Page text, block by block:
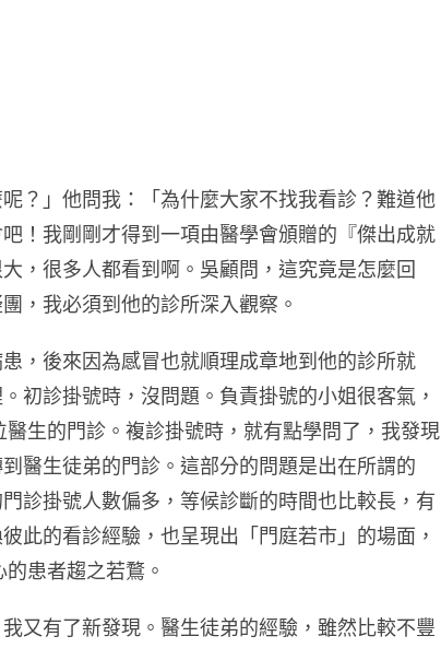
？」他問我：「為什麼大家不找我看診？難道他
！我剛剛才得到一項由醫學會頒贈的『傑出成就
，很多人都看到啊。吳顧問，這究竟是怎麼回
，我必須到他的診所深入觀察。
，後來因為感冒也就順理成章地到他的診所就
初診掛號時，沒問題。負責掛號的小姐很客氣，
生的門診。複診掛號時，就有點學問了，我發現
醫生徒弟的門診。這部分的問題是出在所謂的
診掛號人數偏多，等候診斷的時間也比較長，有
此的看診經驗，也呈現出「門庭若市」的場面，
患者趨之若鶩。
又有了新發現。醫生徒弟的經驗，雖然比較不豐